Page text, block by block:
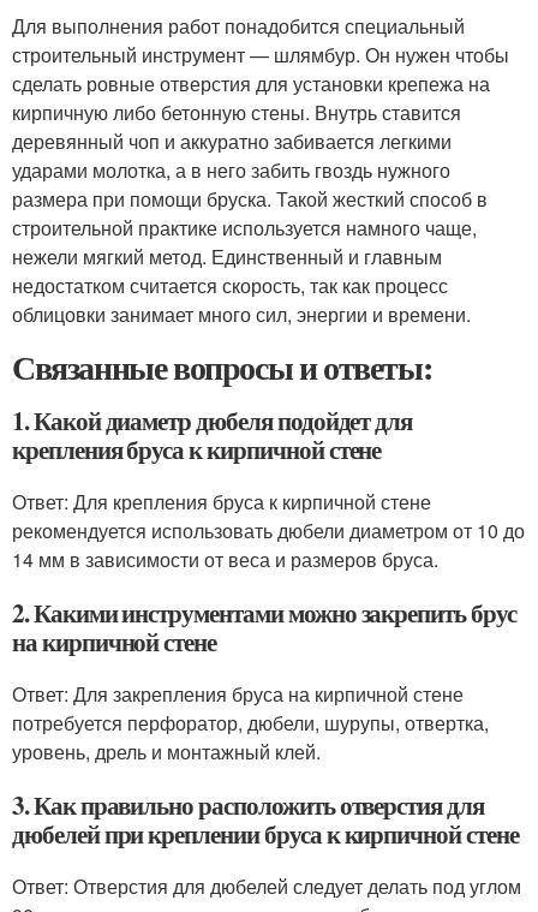
Для выполнения работ понадобится специальный
строительный инструмент — шлямбур. Он нужен чтобы
сделать ровные отверстия для установки крепежа на
кирпичную либо бетонную стены. Внутрь ставится
деревянный чоп и аккуратно забивается легкими
ударами молотка, а в него забить гвоздь нужного
размера при помощи бруска. Такой жесткий способ в
строительной практике используется намного чаще,
нежели мягкий метод. Единственный и главным
недостатком считается скорость, так как процесс
облицовки занимает много сил, энергии и времени.
Связанные вопросы и ответы:
1. Какой диаметр дюбеля подойдет для
крепления бруса к кирпичной стене
Ответ: Для крепления бруса к кирпичной стене
рекомендуется использовать дюбели диаметром от 10 до
14 мм в зависимости от веса и размеров бруса.
2. Какими инструментами можно закрепить брус
на кирпичной стене
Ответ: Для закрепления бруса на кирпичной стене
потребуется перфоратор, дюбели, шурупы, отвертка,
уровень, дрель и монтажный клей.
3. Как правильно расположить отверстия для
дюбелей при креплении бруса к кирпичной стене
Ответ: Отверстия для дюбелей следует делать под углом